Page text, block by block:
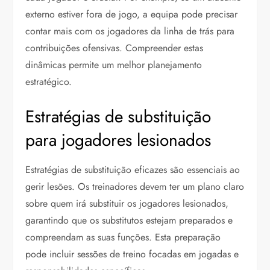
externo estiver fora de jogo, a equipa pode precisar
contar mais com os jogadores da linha de trás para
contribuições ofensivas. Compreender estas
dinâmicas permite um melhor planejamento
estratégico.
Estratégias de substituição
para jogadores lesionados
Estratégias de substituição eficazes são essenciais ao
gerir lesões. Os treinadores devem ter um plano claro
sobre quem irá substituir os jogadores lesionados,
garantindo que os substitutos estejam preparados e
compreendam as suas funções. Esta preparação
pode incluir sessões de treino focadas em jogadas e